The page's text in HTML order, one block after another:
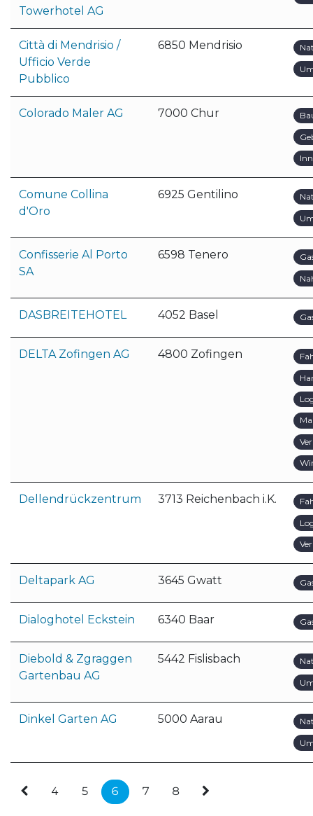
Towerhotel AG
Città di Mendrisio /
Ufficio Verde
Pubblico
6850 Mendrisio
Colorado Maler AG 7000 Chur
Comune Collina
d'Oro
6925 Gentilino
Confisserie Al Porto
SA
6598 Tenero
DASBREITEHOTEL 4052 Basel
DELTA Zofingen AG 4800 Zofingen
Dellendrückzentrum 3713 Reichenbach i.K.
Deltapark AG 3645 Gwatt
Dialoghotel Eckstein 6340 Baar
Diebold & Zgraggen
Gartenbau AG
5442 Fislisbach
Dinkel Garten AG 5000 Aarau
4 5 6 7 8